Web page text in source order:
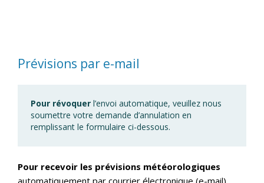
Prévisions par e-mail
Pour révoquer l’envoi automatique, veuillez nous
soumettre votre demande d’annulation en
remplissant le formulaire ci-dessous.
Pour recevoir les prévisions météorologiques
automatiquement par courrier électronique (e-mail),